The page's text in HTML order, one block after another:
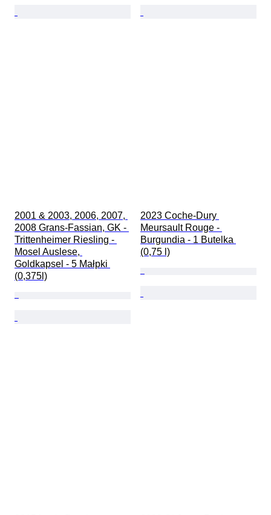
2001 & 2003, 2006, 2007,
2008 Grans-Fassian, GK -
Trittenheimer Riesling -
Mosel Auslese,
Goldkapsel - 5 Małpki
(0,375l)
2023 Coche-Dury
Meursault Rouge -
Burgundia - 1 Butelka
(0,75 l)